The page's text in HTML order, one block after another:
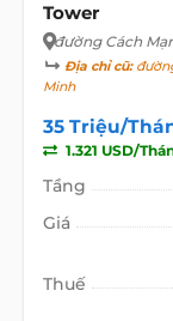
Tower
đường Cách
Địa chỉ cũ:
Minh
35 Triệu/
1.321 USD/
Tầng
Giá
Thuế